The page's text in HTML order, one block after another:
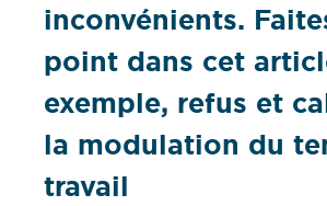
inconvénients.
point dans cet
exemple, refus et
la modulation du
travail